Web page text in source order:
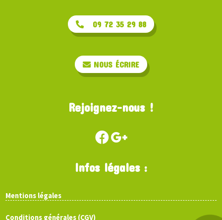
09 72 35 29 88
NOUS ÉCRIRE
Rejoignez-nous !
Infos légales :
Mentions légales
Conditions générales (CGV)